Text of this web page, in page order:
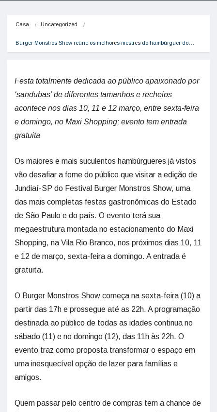
Casa Uncategorized
Burger Monstros Show reúne os melhores mestres do hambúrguer do…
Festa totalmente dedicada ao público apaixonado por
‘sandubas’ de diferentes tamanhos e recheios
acontece nos dias 10, 11 e 12 março, entre sexta-feira
e domingo, no Maxi Shopping; evento tem entrada
gratuita
Os maiores e mais suculentos hambúrgueres já vistos
vão desafiar a fome do público que visitar a edição de
Jundiaí-SP do Festival Burger Monstros Show, uma
das mais completas festas gastronômicas do Estado
de São Paulo e do país. O evento terá sua
megaestrutura montada no estacionamento do Maxi
Shopping, na Vila Rio Branco, nos próximos dias 10, 11
e 12 de março, sexta-feira a domingo. A entrada é
gratuita.
O Burger Monstros Show começa na sexta-feira (10) a
partir das 17h e prossegue até as 22h. A programação
destinada ao público de todas as idades continua no
sábado (11) e no domingo (12), das 11h às 22h. O
evento traz como proposta transformar o espaço em
uma inesquecível opção de lazer para famílias e
amigos.
Quem passar pelo centro de compras tem a chance de